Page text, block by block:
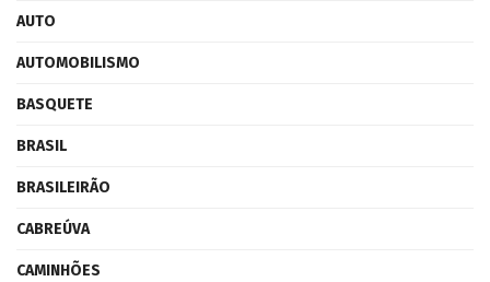
AUTO
AUTOMOBILISMO
BASQUETE
BRASIL
BRASILEIRÃO
CABREÚVA
CAMINHÕES